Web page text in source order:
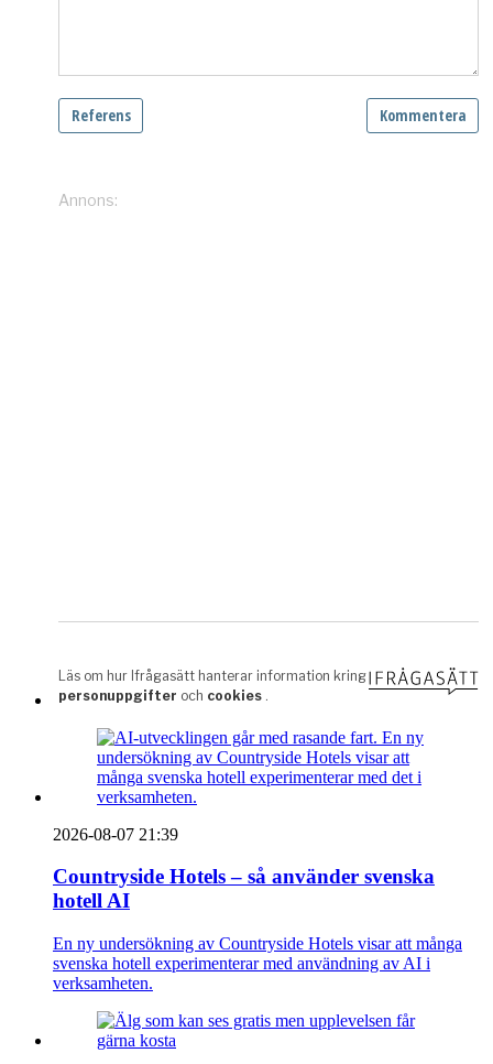
2026-08-07 21:39
Countryside Hotels – så använder svenska
hotell AI
En ny undersökning av Countryside Hotels visar att många
svenska hotell experimenterar med användning av AI i
verksamheten.